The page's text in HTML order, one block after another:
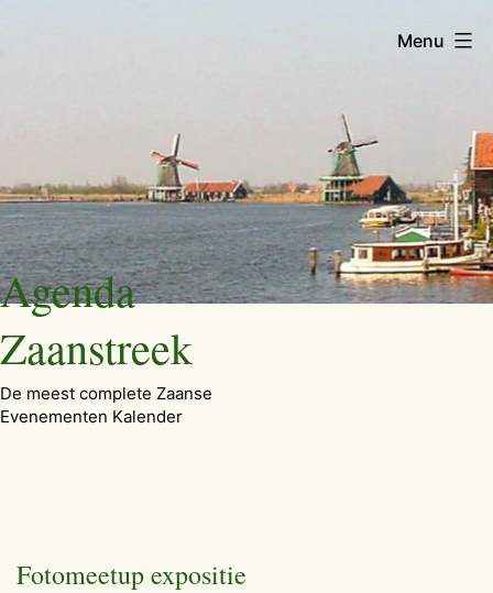
Ga
naar
de
inhoud
Agenda
Zaanstreek
De meest complete Zaanse
Evenementen Kalender
Menu
Fotomeetup expositie